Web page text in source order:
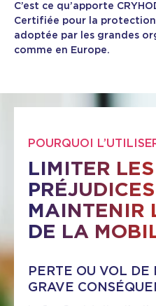
C’est ce qu’apporte
Certifiée pour la
adoptée par les grandes
comme en Europe.
POURQUOI
LIMITER LES
MAINTENIR
DE LA
PERTE OU VOL DE
GRAVE